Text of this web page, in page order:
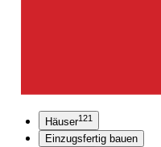
Häuser121
Einzugsfertig bauen